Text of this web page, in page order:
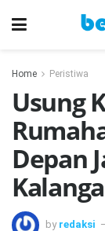
Home Peristiwa
Usung
Depan
by redaksi